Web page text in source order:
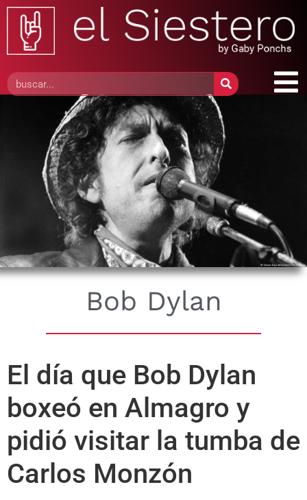
Bob Dylan
El día que Bob Dylan
boxeó en Almagro y
pidió visitar la tumba de
Carlos Monzón